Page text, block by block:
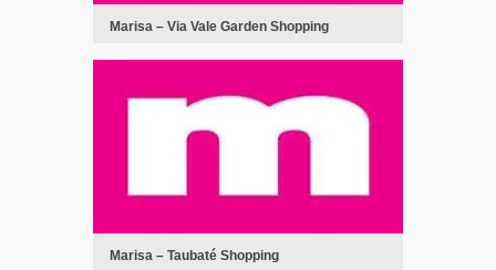
Marisa – Via Vale Garden Shopping
Marisa – Taubaté Shopping